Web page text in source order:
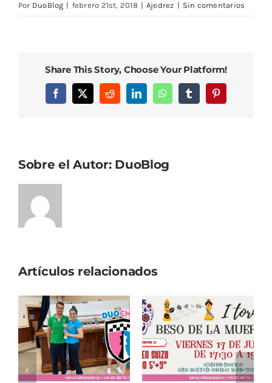
Por DuoBlog | febrero 21st, 2018 | Ajedrez | Sin comentarios
Share This Story, Choose Your Platform!
Facebook
X RedditLinkedInWhatsAppTumblrPinterest
Sobre el Autor: DuoBlog
Artículos relacionados